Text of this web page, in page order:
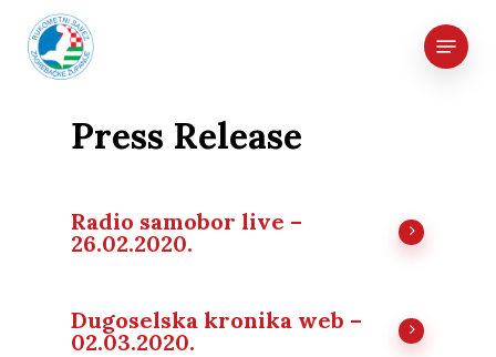
main
Menu
Press Release
Radio samobor live –
26.02.2020.
Dugoselska kronika web –
02.03.2020.